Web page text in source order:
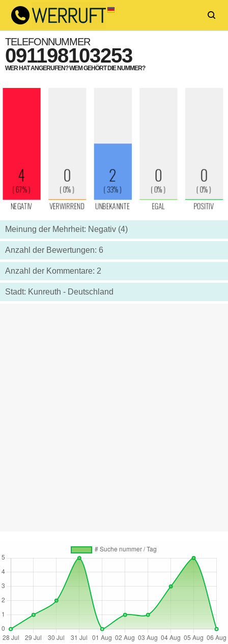
TELEFONNUMMER
091198103253
WER HAT ANGERUFEN? WEM GEHÖRT DIE NUMMER?
Meinung der Mehrheit: Negativ (4)
Anzahl der Bewertungen: 6
Anzahl der Kommentare: 2
Stadt: Kunreuth - Deutschland